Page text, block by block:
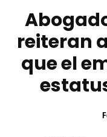
reiteran
que el